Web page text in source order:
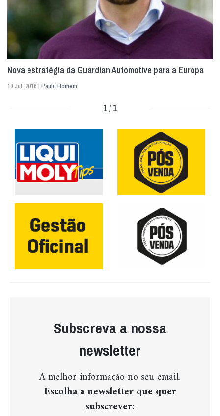
Nova estratégia da Guardian Automotive para a Europa
19 Jul. 2016 | Paulo Homem
1 / 1
Subscreva a nossa
newsletter
A melhor informação no seu email.
Escolha a newsletter que quer
subscrever: